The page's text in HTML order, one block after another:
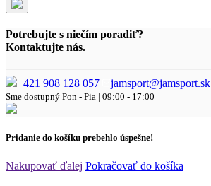
Potrebujte s niečím poradiť?
Kontaktujte nás.
+421 908 128 057 jamsport@jamsport.sk
Sme dostupný Pon - Pia | 09:00 - 17:00
Pridanie do košíku prebehlo úspešne!
Nakupovať ďalej Pokračovať do košíka